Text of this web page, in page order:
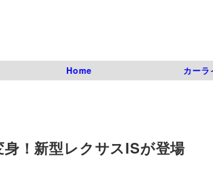
Home カーラ
！新型レクサスISが登場